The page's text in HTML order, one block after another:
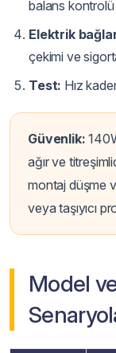
balans kontrolü
Elektrik
çekimi ve
Test: Hız
Güvenlik:
ağır ve
montaj düşme
veya taşıyıcı
Model